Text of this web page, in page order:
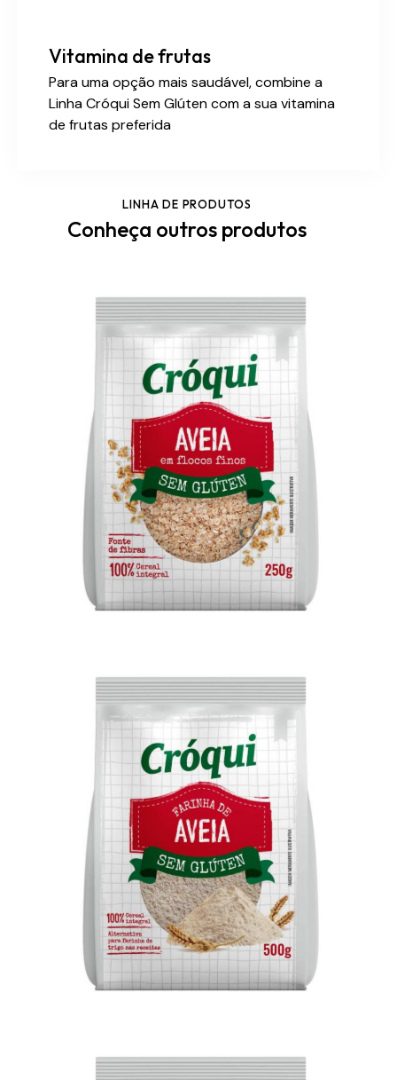
Vitamina de frutas
Para uma opção mais saudável, combine a
Linha Cróqui Sem Glúten com a sua vitamina
de frutas preferida
LINHA DE PRODUTOS
Conheça outros produtos
Gluten-Free Fine Oat Flakes Cróqui 250g
Farinha de Aveia Sem Glúten Cróqui 250g